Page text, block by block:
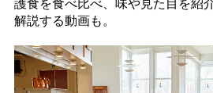
護食を食べ比べ、味や見た目を紹
解説する動画も。